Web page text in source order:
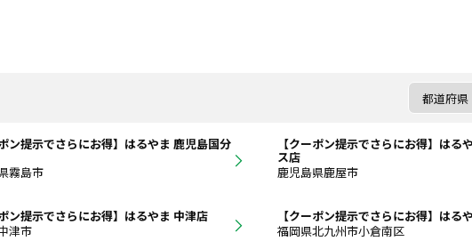
ポン提示でさらにお得】はるやま 鹿児島国分
霧島市
【クーポン提示でさらにお得】はる
ス店
鹿児島県鹿屋市
ポン提示でさらにお得】はるやま 中津店
津市
【クーポン提示でさらにお得】はる
福岡県北九州市小倉南区